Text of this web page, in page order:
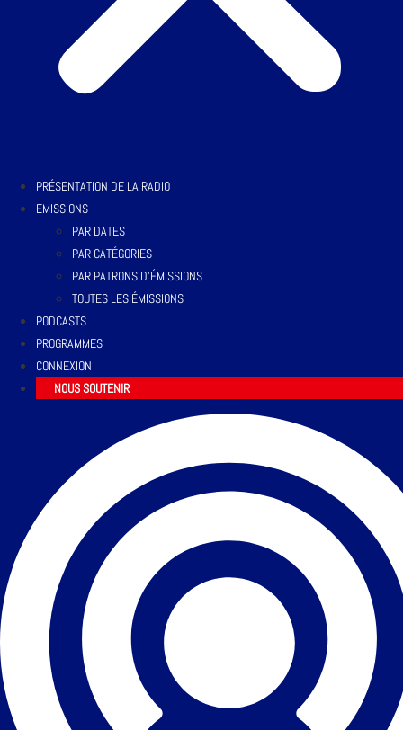
PRÉSENTATION DE LA RADIO
EMISSIONS
PAR DATES
PAR CATÉGORIES
PAR PATRONS D’ÉMISSIONS
TOUTES LES ÉMISSIONS
PODCASTS
PROGRAMMES
CONNEXION
NOUS SOUTENIR